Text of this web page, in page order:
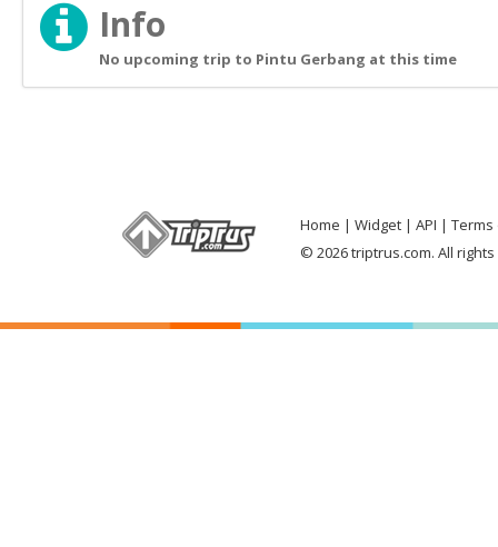
Info
No upcoming trip to Pintu Gerbang at this time
Home Widget API
Terms
© 2026 triptrus.com. All